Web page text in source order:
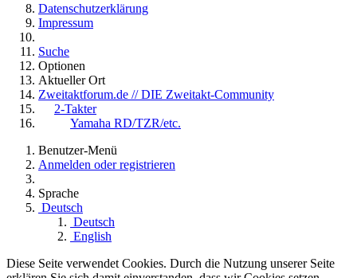
Datenschutzerklärung
Impressum
Suche
Optionen
Aktueller Ort
Zweitaktforum.de // DIE Zweitakt-Community
2-Takter
Yamaha RD/TZR/etc.
Benutzer-Menü
Anmelden oder registrieren
Sprache
Deutsch
Deutsch
English
Diese Seite verwendet Cookies. Durch die Nutzung unserer Seite